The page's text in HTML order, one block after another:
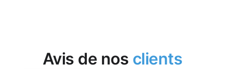
Avis de nos clients